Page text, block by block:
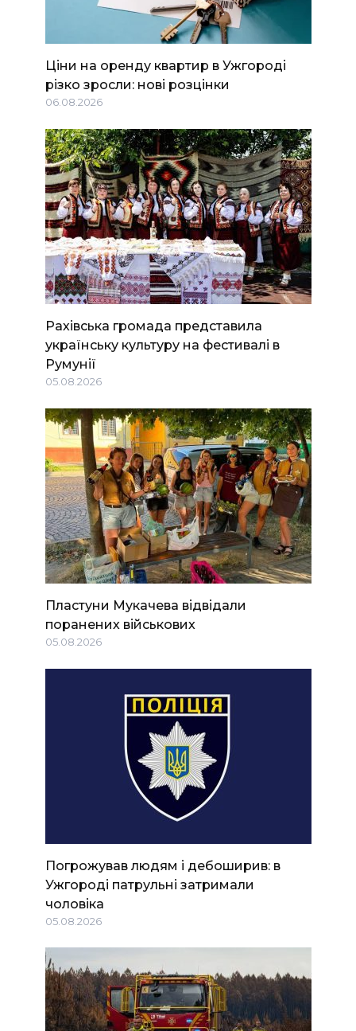
Ціни на оренду квартир в Ужгороді
різко зросли: нові розцінки
06.08.2026
Рахівська громада представила
українську культуру на фестивалі в
Румунії
05.08.2026
Пластуни Мукачева відвідали
поранених військових
05.08.2026
Погрожував людям і дебоширив: в
Ужгороді патрульні затримали
чоловіка
05.08.2026